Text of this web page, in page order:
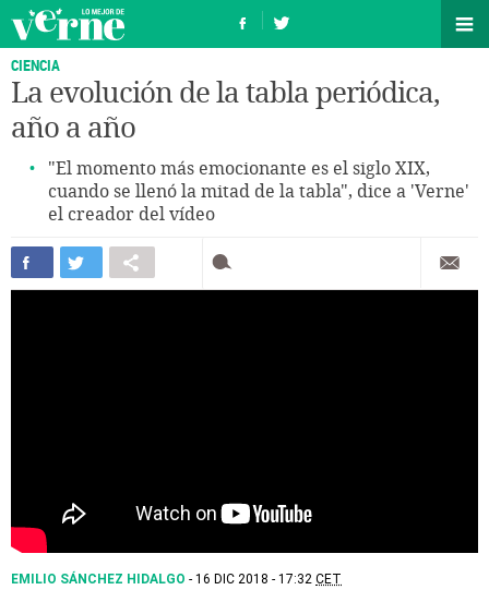
CIENCIA
La evolución de la tabla periódica,
año a año
"El momento más emocionante es el siglo XIX,
cuando se llenó la mitad de la tabla", dice a 'Verne'
el creador del vídeo
EMILIO SÁNCHEZ HIDALGO 16 DIC 2018 - 17:32 CET